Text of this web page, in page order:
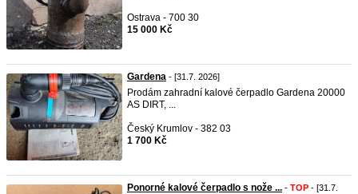
Ostrava - 700 30
15 000 Kč
Gardena - [31.7. 2026]
Prodám zahradní kalové čerpadlo Gardena 20000
AS DIRT, ...
Český Krumlov - 382 03
1 700 Kč
Ponorné kalové čerpadlo s nože ... - TOP - [31.7.